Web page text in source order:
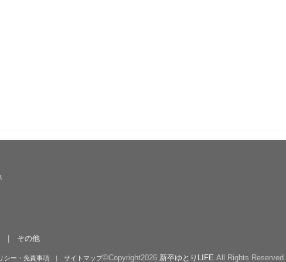
その他
シー・免責事項 サイトマップ©Copyright2026 新卒ゆとりLIFE.All Rights Reserved.